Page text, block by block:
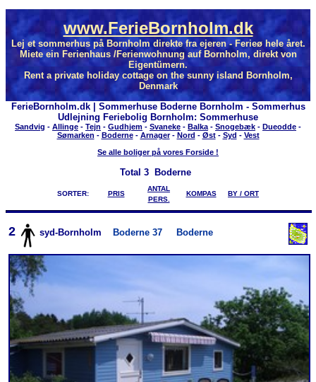
www.FerieBornholm.dk
Lej et sommerhus på Bornholm direkte fra ejeren - Ferieø hele året.
Miete ein Ferienhaus /Ferienwohnung auf Bornholm, direkt von
Eigentümern.
Rent a private holiday cottage on the sunny island Bornholm,
Denmark
FerieBornholm.dk | Sommerhuse Boderne Bornholm - Sommerhus
Udlejning Feriebolig Bornholm: Sommerhuse
Sandvig - Allinge - Tejn - Gudhjem - Svaneke - Balka - Snogebæk - Dueodde -
Sømarken - Boderne- Arnager- Nord - Øst- Syd - Vest
Se alle boliger på vores Forside !
Total 3 Boderne
SORTER: PRIS
ANTAL
PERS.
KOMPAS BY / ORT
2 syd-Bornholm Boderne 37 Boderne